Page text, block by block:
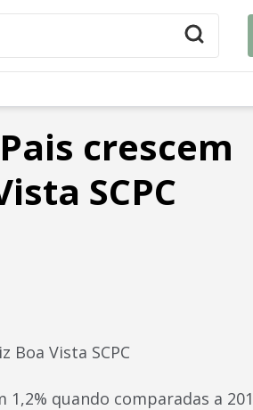
crescem
SCPC
Boa Vista SCPC
quando comparadas a